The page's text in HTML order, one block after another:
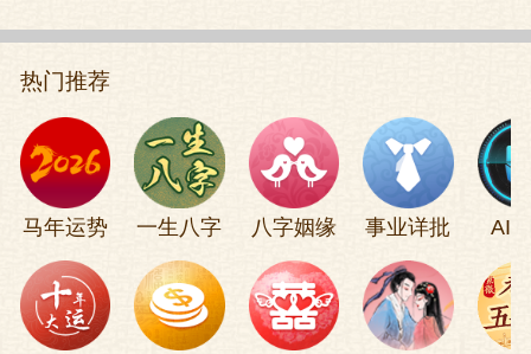
帝治理天下,不胡闹,所以混出来一个德高望
重,当时人称杨士奇为西杨,杨溥为南杨,杨荣
为东杨宣宗就是要找这三个老家伙商量,怎
么样才能够不声不响地把皇后废掉,让孙贵
妃当皇后。
杨士奇当时问道:孙贵妃和皇后有没有不和
睦的情形?
热门推荐
马年运势 一生八字 八字姻缘 事业详批 AI